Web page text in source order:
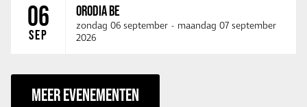
06
SEP
ORODIA BE
zondag 06 september - maandag 07 september
2026
MEER EVENEMENTEN